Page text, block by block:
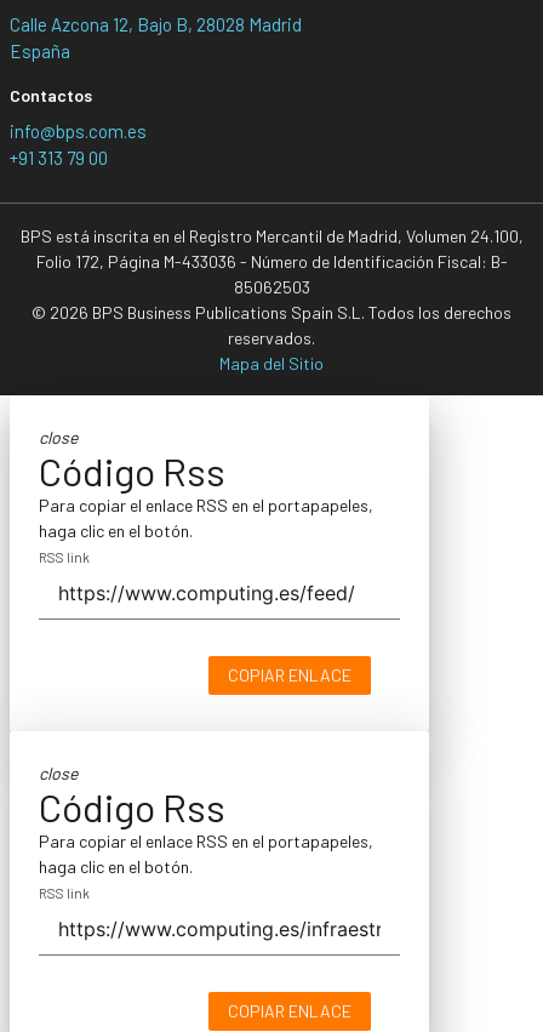
Calle Azcona 12, Bajo B, 28028 Madrid
España
Contactos
info@bps.com.es
+91 313 79 00
BPS está inscrita en el Registro Mercantil de Madrid, Volumen 24.100,
Folio 172, Página M-433036 - Número de Identificación Fiscal: B-
85062503
© 2026 BPS Business Publications Spain S.L. Todos los derechos
reservados.
Mapa del Sitio
close
Código Rss
Para copiar el enlace RSS en el portapapeles,
haga clic en el botón.
RSS link
COPIAR ENLACE
close
Código Rss
Para copiar el enlace RSS en el portapapeles,
haga clic en el botón.
RSS link
COPIAR ENLACE